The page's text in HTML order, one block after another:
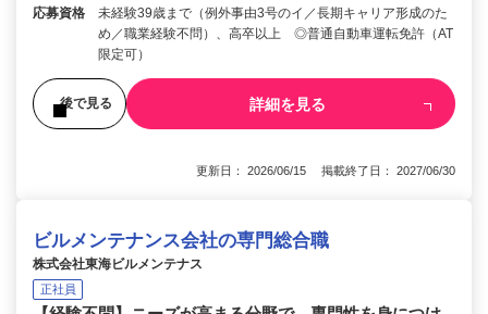
応募資格
未経験39歳まで（例外事由3号のイ／長期キャリア形成のた
め／職業経験不問）、高卒以上 ◎普通自動車運転免許（AT
限定可）
後で見る 詳細を見る
更新日： 2026/06/15 掲載終了日： 2027/06/30
ビルメンテナンス会社の専門総合職
株式会社東海ビルメンテナス
正社員